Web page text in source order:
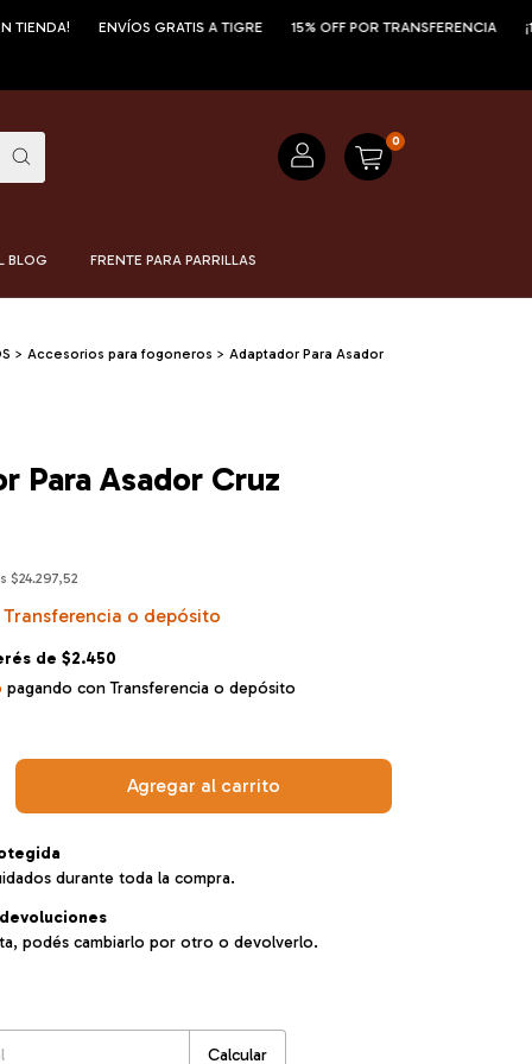
ENVÍOS GRATIS A TIGRE 15% OFF POR TRANSFERENCIA ¡12
0
BLOG FRENTE PARA PARRILLAS
> Accesorios para fogoneros > Adaptador Para Asador
Para Asador Cruz
$24.297,52
Transferencia o depósito
de $2.450
pagando con Transferencia o depósito
durante toda la compra.
podés cambiarlo por otro o devolverlo.
Calcular